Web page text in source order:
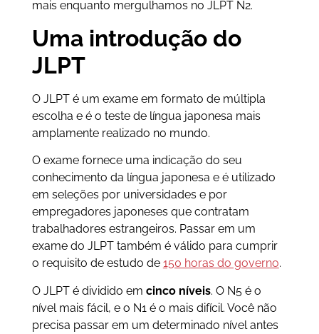
mais enquanto mergulhamos no JLPT N2.
Uma introdução do
JLPT
O JLPT é um exame em formato de múltipla
escolha e é o teste de língua japonesa mais
amplamente realizado no mundo.
O exame fornece uma indicação do seu
conhecimento da língua japonesa e é utilizado
em seleções por universidades e por
empregadores japoneses que contratam
trabalhadores estrangeiros. Passar em um
exame do JLPT também é válido para cumprir
o requisito de estudo de 150 horas do governo.
O JLPT é dividido em cinco níveis. O N5 é o
nível mais fácil, e o N1 é o mais difícil. Você não
precisa passar em um determinado nível antes